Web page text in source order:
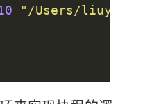
"/Users/liuyue/